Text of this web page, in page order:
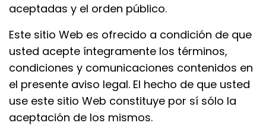
aceptadas y el orden público.
Este sitio Web es ofrecido a condición de que
usted acepte íntegramente los términos,
condiciones y comunicaciones contenidos en
el presente aviso legal. El hecho de que usted
use este sitio Web constituye por sí sólo la
aceptación de los mismos.